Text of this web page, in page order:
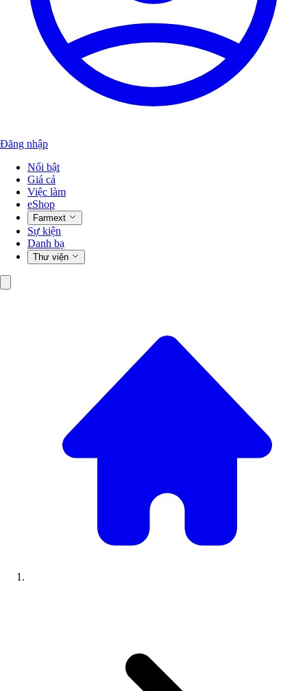
Đăng nhập
Nổi bật
Giá cả
Việc làm
eShop
Farmext
Sự kiện
Danh bạ
Thư viện